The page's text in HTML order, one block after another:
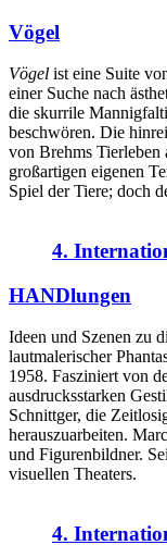
Vögel
Vögel ist eine Suite
einer Suche nach
die skurrile
beschwören. Die
von Brehms Tierleben
großartigen eigenen
Spiel der Tiere; doch
4.
HANDlungen
Ideen und Szenen zu
lautmalerischer
1958. Fasziniert von
ausdrucksstarken
Schnittger, die
herauszuarbeiten.
und Figurenbildner.
visuellen Theaters.
4.